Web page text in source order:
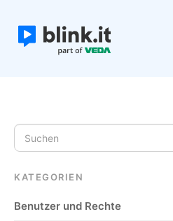
KATEGORIEN
Benutzer und Rechte